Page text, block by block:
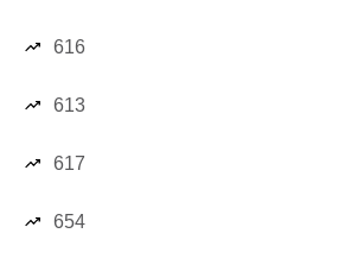
616
613
617
654